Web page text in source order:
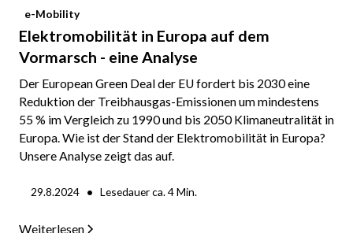
e-Mobility
Elektromobilität in Europa auf dem
Vormarsch - eine Analyse
Der European Green Deal der EU fordert bis 2030 eine
Reduktion der Treibhausgas-Emissionen um mindestens
55 % im Vergleich zu 1990 und bis 2050 Klimaneutralität in
Europa. Wie ist der Stand der Elektromobilität in Europa?
Unsere Analyse zeigt das auf.
29.8.2024 • Lesedauer ca.4Min.
Weiterlesen